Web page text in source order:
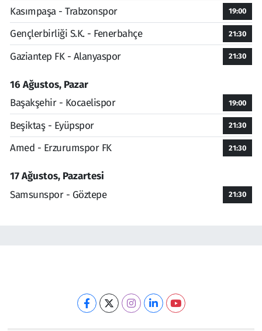
Kasımpaşa - Trabzonspor 19:00
Gençlerbirliği S.K. - Fenerbahçe 21:30
Gaziantep FK - Alanyaspor 21:30
16 Ağustos, Pazar
Başakşehir - Kocaelispor
19:00
Beşiktaş - Eyüpspor 21:30
Amed - Erzurumspor FK 21:30
17 Ağustos, Pazartesi
Samsunspor - Göztepe
21:30